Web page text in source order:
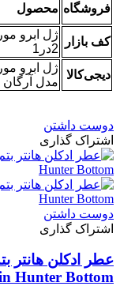
فروشگاه محصول
کف بازار
ژل ابرو
2در1
دیجی‌کالا
ژل ابرو
مدل آرگان
دوست داشتن
اشتراک گذاری
دوست داشتن
اشتراک گذاری
عطر ادکلن هانتر
Hunter Bottom